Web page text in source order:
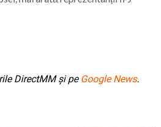
DirectMM și pe Google News.